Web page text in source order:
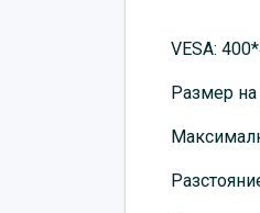
VESA:
Размер